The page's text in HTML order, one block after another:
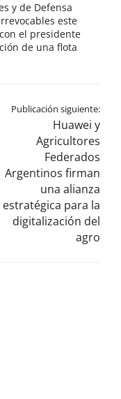
y de Defensa
este
el presidente
de una flota
Publicación siguiente:
Huawei y
Agricultores
Federados
Argentinos firman
una alianza
estratégica para la
digitalización del
agro